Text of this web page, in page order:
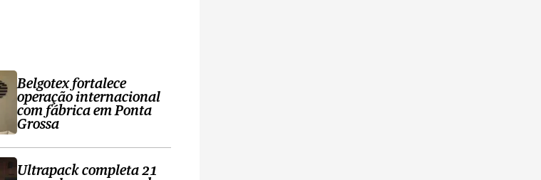
Belgotex fortalece
operação internacional
com fábrica em Ponta
Grossa
Ultrapack completa 21